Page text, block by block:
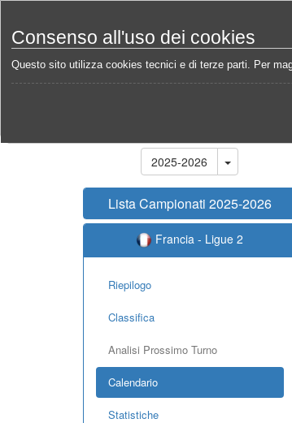
Consenso all'uso dei cookies
Questo sito utilizza cookies tecnici e di terze parti. Per
Home Campionati Francia - Ligue
2025-2026
Lista Campionati 2025-2026
Francia - Ligue 2
Riepilogo
Classifica
Analisi Prossimo Turno
Calendario
Statistiche